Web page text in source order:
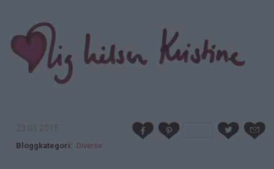
Bloggkategori Diverse